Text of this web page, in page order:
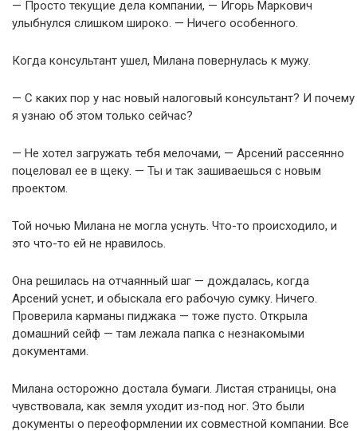
— Просто текущие дела компании, — Игорь Маркович
улыбнулся слишком широко. — Ничего особенного.
Когда консультант ушел, Милана повернулась к мужу.
— С каких пор у нас новый налоговый консультант? И почему
я узнаю об этом только сейчас?
— Не хотел загружать тебя мелочами, — Арсений рассеянно
поцеловал ее в щеку. — Ты и так зашиваешься с новым
проектом.
Той ночью Милана не могла уснуть. Что-то происходило, и
это что-то ей не нравилось.
Она решилась на отчаянный шаг — дождалась, когда
Арсений уснет, и обыскала его рабочую сумку. Ничего.
Проверила карманы пиджака — тоже пусто. Открыла
домашний сейф — там лежала папка с незнакомыми
документами.
Милана осторожно достала бумаги. Листая страницы, она
чувствовала, как земля уходит из-под ног. Это были
документы о переоформлении их совместной компании. Все